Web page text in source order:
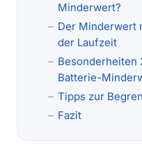
Minderwert?
Der Minderwert
der Laufzeit
Besonderheiten
Batterie-
Tipps zur
Fazit